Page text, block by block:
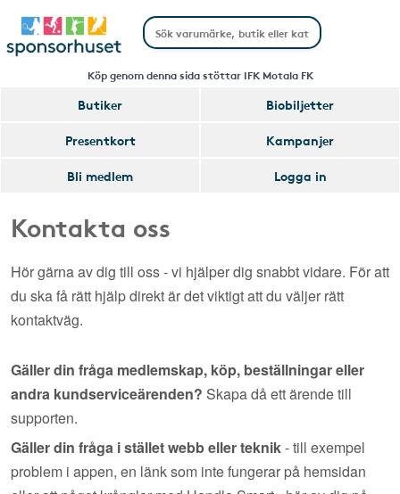
Köp genom denna sida stöttar IFK Motala FK
Butiker
Biobiljetter
Presentkort
Kampanjer
Bli medlem
Logga in
Kontakta oss
Hör gärna av dig till oss - vi hjälper dig snabbt vidare. För att
du ska få rätt hjälp direkt är det viktigt att du väljer rätt
kontaktväg.
Gäller din fråga medlemskap, köp, beställningar eller
andra kundserviceärenden? Skapa då ett ärende till
supporten.
Gäller din fråga i stället webb eller teknik- till exempel
problem i appen, en länk som inte fungerar på hemsidan